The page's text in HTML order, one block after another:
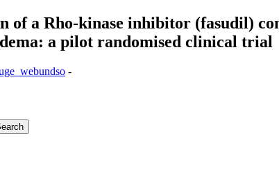
a Rho-kinase inhibitor (fasudil)
a pilot randomised clinical trial
-